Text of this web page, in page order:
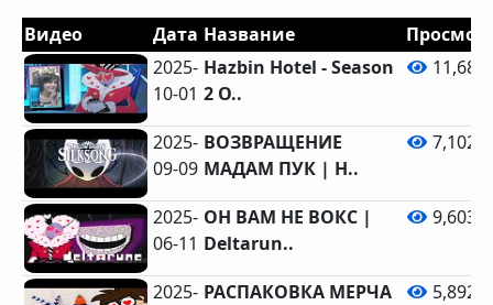
Видео
Дата Название
2025-
10-01
Hazbin Hotel - Season
2 O..
11,689
2025-
09-09
ВОЗВРАЩЕНИЕ
МАДАМ ПУК | H..
7,102
2025-
06-11
ОН ВАМ НЕ ВОКС |
Deltarun..
9,603
2025- РАСПАКОВКА МЕРЧА
5,892